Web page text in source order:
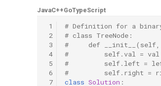
JavaC++GoTypeScript
1
2
3
4
5
6
7
# Definition for a
# class TreeNode:
#     def __init__(self,
#         self.val = val
#         self.left =
#         self.right =
class Solution :